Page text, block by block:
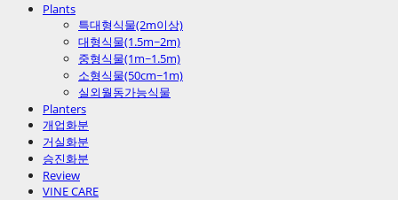
Plants
특대형식물(2m이상)
대형식물(1.5m~2m)
중형식물(1m~1.5m)
소형식물(50cm~1m)
실외월동가능식물
Planters
개업화분
거실화분
승진화분
Review
VINE CARE